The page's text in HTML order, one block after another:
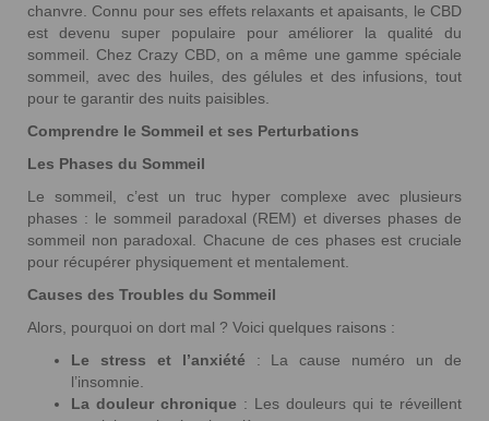
chanvre. Connu pour ses effets relaxants et apaisants, le CBD
est devenu super populaire pour améliorer la qualité du
sommeil. Chez Crazy CBD, on a même une gamme spéciale
sommeil, avec des huiles, des gélules et des infusions, tout
pour te garantir des nuits paisibles.
Comprendre le Sommeil et ses Perturbations
Les Phases du Sommeil
Le sommeil, c’est un truc hyper complexe avec plusieurs
phases : le sommeil paradoxal (REM) et diverses phases de
sommeil non paradoxal. Chacune de ces phases est cruciale
pour récupérer physiquement et mentalement.
Causes des Troubles du Sommeil
Alors, pourquoi on dort mal ? Voici quelques raisons :
Le stress et l’anxiété : La cause numéro un de
l’insomnie.
La douleur chronique : Les douleurs qui te réveillent